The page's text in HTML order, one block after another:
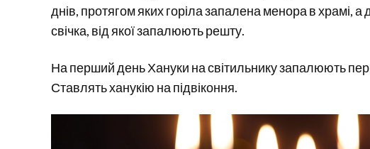
днів, протягом яких горіла запалена менора в храмі,
свічка, від якої запалюють решту.
На перший день Хануки на світильнику запалюють
Ставлять ханукію на підвіконня.